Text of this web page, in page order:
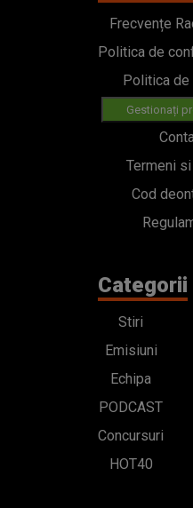
Frecvențe
Politica de
Politica
Gestionați
Termeni
Cod
Categorii
Stiri
Emisiuni
Echipa
PODCAST
Concursuri
HOT40